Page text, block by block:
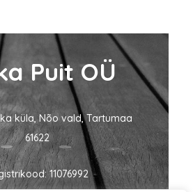
Puit OÜ
küla, Nõo vald, Tartumaa
61622
11076992